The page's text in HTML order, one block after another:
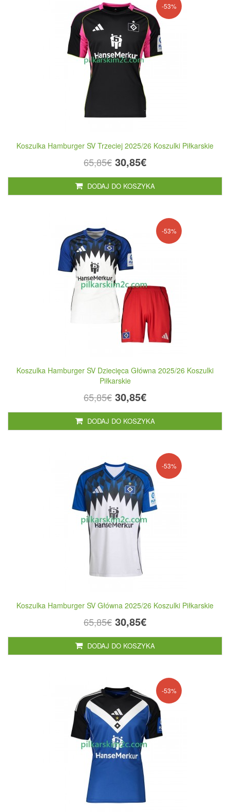
-53%
Koszulka Hamburger SV Trzeciej 2025/26 Koszulki Piłkarskie
65,85€ 30,85€
DODAJ DO KOSZYKA
-53%
Koszulka Hamburger SV Dziecięca Główna 2025/26 Koszulki
Piłkarskie
65,85€ 30,85€
DODAJ DO KOSZYKA
-53%
Koszulka Hamburger SV Główna 2025/26 Koszulki Piłkarskie
65,85€ 30,85€
DODAJ DO KOSZYKA
-53%